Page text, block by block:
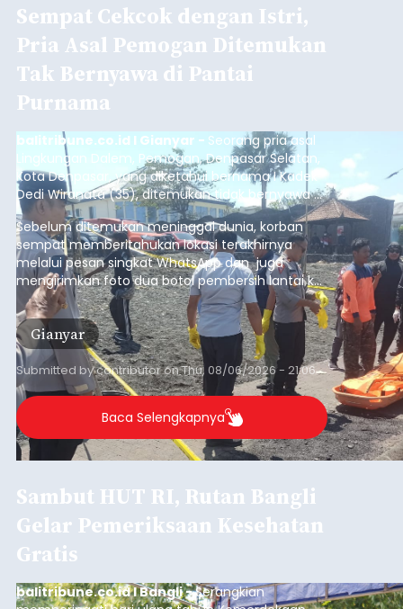
Sempat Cekcok dengan Istri,
Pria Asal Pemogan Ditemukan
Tak Bernyawa di Pantai
Purnama
balitribune.co.id I Gianyar - Seorang pria asal
Lingkungan Dalem, Pemogan, Denpasar Selatan,
Kota Denpasar, yang diketahui bernama I Kadek
Dedi Wiranata (35), ditemukan tidak bernyawa di
pesisir Pantai Purnama, Sukawati.
Sebelum ditemukan meninggal dunia, korban
sempat memberitahukan lokasi terakhirnya
melalui pesan singkat WhatsApp dan juga
mengirimkan foto dua botol pembersih lantai ke
istrinya.
Gianyar
Submitted bycontributoronThu, 08/06/2026 - 21:06
Baca Selengkapnya
Sambut HUT RI, Rutan Bangli
Gelar Pemeriksaan Kesehatan
Gratis
balitribune.co.id I Bangli -Serangkian